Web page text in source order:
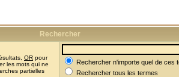
Rechercher
OR pour
les mots qui ne
partielles
Rechercher n'importe quel de ces
Rechercher tous les termes